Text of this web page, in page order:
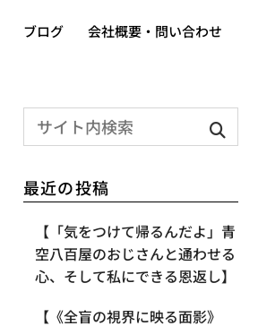
ブログ 会社概要・問い合わせ
最近の投稿
【「気をつけて帰るんだよ」青
空八百屋のおじさんと通わせる
心、そして私にできる恩返し】
【《全盲の視界に映る面影》